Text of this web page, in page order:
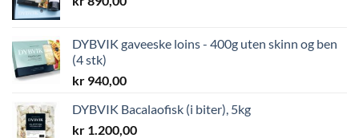
DYBVIK gaveeske loins - 400g uten skinn og ben
(4 stk)
kr 940,00
DYBVIK Bacalaofisk (i biter), 5kg
kr 1.200,00